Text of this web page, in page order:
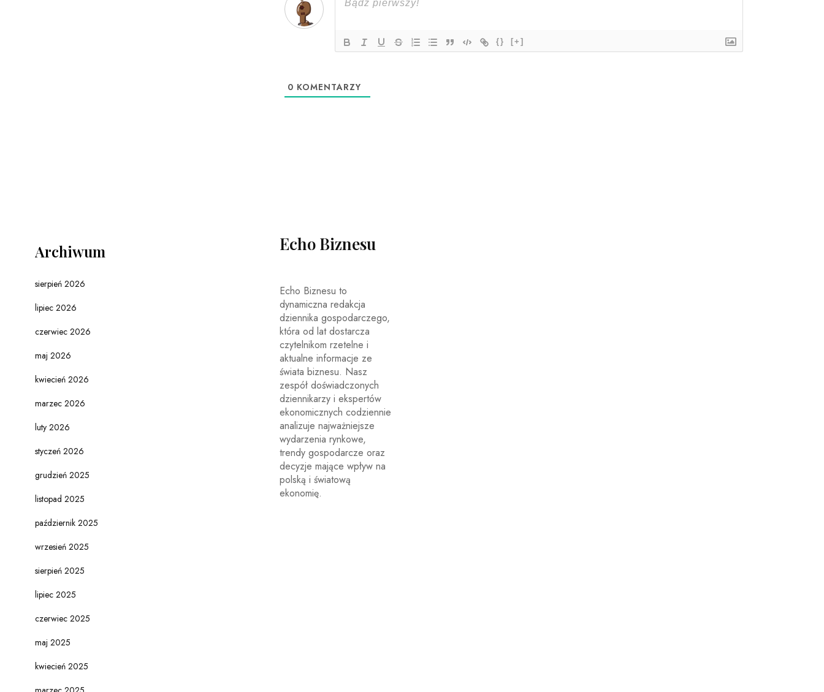
{} [+]
0 KOMENTARZY
Archiwum
sierpień 2026
lipiec 2026
czerwiec 2026
maj 2026
kwiecień 2026
marzec 2026
luty 2026
styczeń 2026
grudzień 2025
listopad 2025
październik 2025
wrzesień 2025
sierpień 2025
lipiec 2025
czerwiec 2025
maj 2025
kwiecień 2025
Echo Biznesu
Echo Biznesu to
dynamiczna redakcja
dziennika gospodarczego,
która od lat dostarcza
czytelnikom rzetelne i
aktualne informacje ze
świata biznesu. Nasz
zespół doświadczonych
dziennikarzy i ekspertów
ekonomicznych codziennie
analizuje najważniejsze
wydarzenia rynkowe,
trendy gospodarcze oraz
decyzje mające wpływ na
polską i światową
ekonomię.